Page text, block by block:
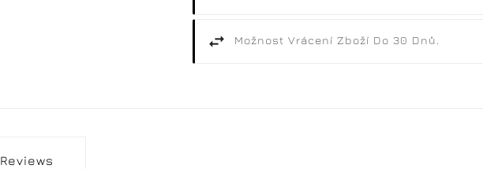
Možnost Vrácení Zboží Do 30 Dnů.
Reviews